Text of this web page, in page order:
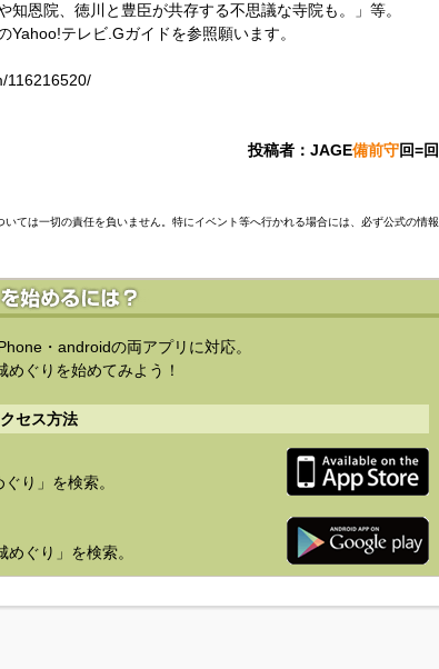
知恩院、徳川と豊臣が共存する不思議な寺院も。」等。
Yahoo!テレビ.Gガイドを参照願います。
116216520/
投稿者：JAGE備前守回=回
ては一切の責任を負いません。特にイベント等へ行かれる場合には、必ず公式の情報
・androidの両アプリに対応。
ぐりを始めてみよう！
セス方法
り」を検索。
ぐり」を検索。